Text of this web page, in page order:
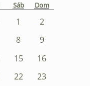
Sáb Dom
1
2
8
9
15
16
22
23